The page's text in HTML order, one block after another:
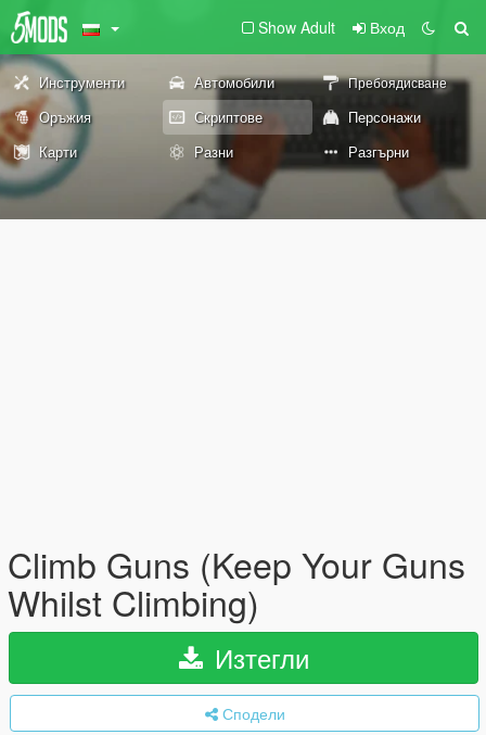
Show Adult Вход
Инструменти Автомобили Пребоядисване
Оръжия Скриптове
Персонажи
Карти
Разни Разгърни
Climb Guns (Keep Your Guns
Whilst Climbing)
Изтегли
Сподели